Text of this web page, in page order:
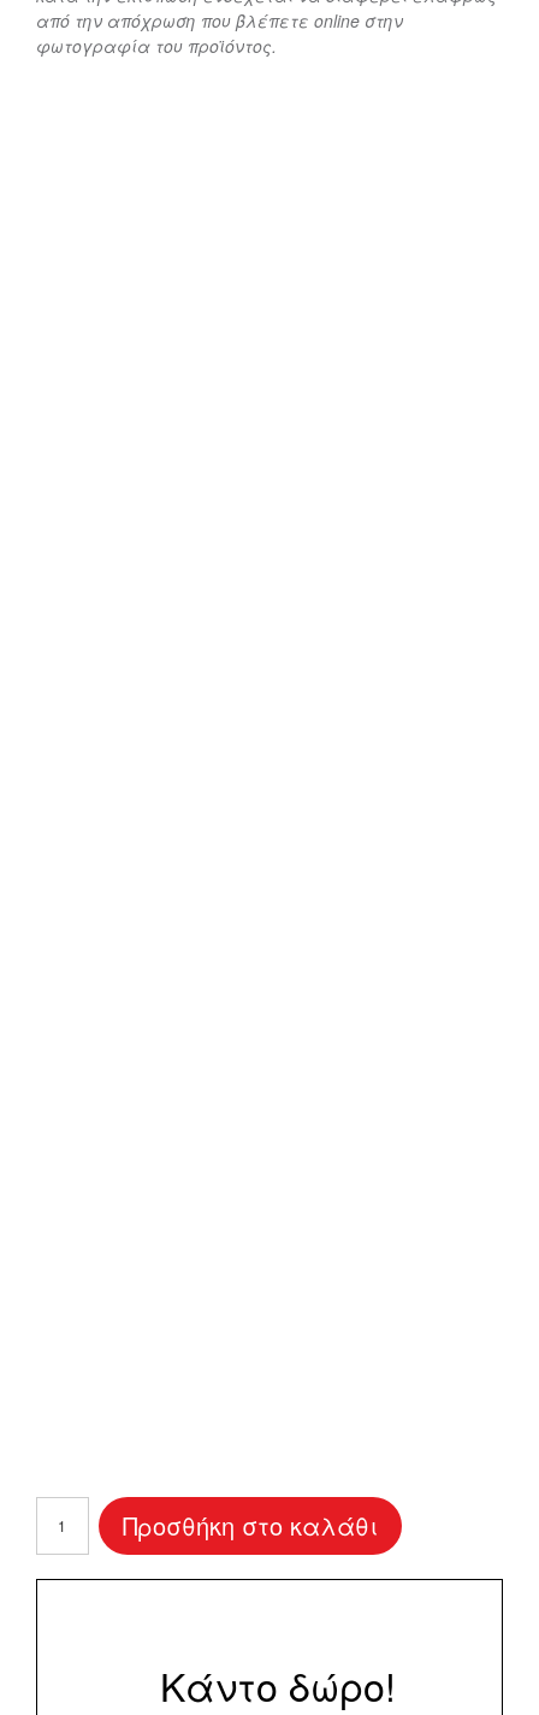
από την απόχρωση που βλέπετε online στην
φωτογραφία του προϊόντος.
Προσκλητήριο
Βάπτισης
Little
Butterfly
Προσθήκη στο καλάθι
Κάντο δώρο!